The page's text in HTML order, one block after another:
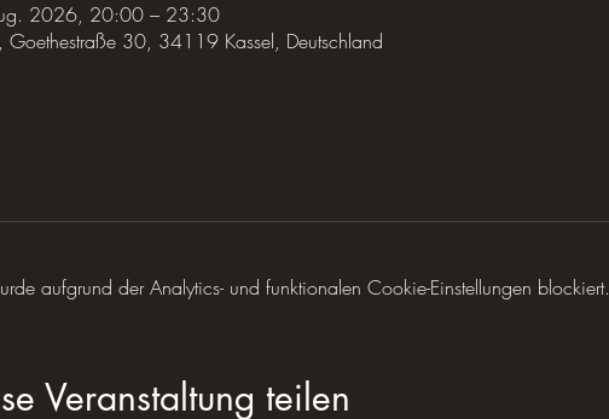
2026, 20:00 – 23:30
Goethestraße 30, 34119 Kassel, Deutschland
aufgrund der Analytics- und funktionalen Cookie-Einstellungen blockiert.
Veranstaltung teilen